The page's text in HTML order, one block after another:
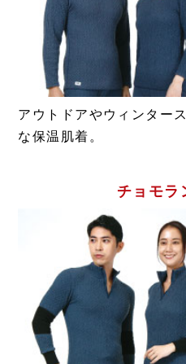
アウトドアやウィンター
な保温肌着。
チョモラ